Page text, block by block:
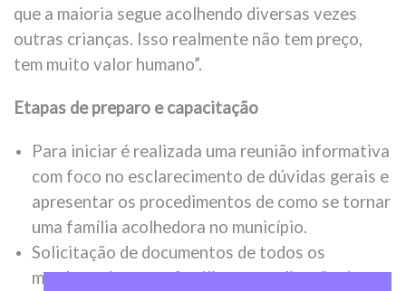
que a maioria segue acolhendo diversas vezes
outras crianças. Isso realmente não tem preço,
tem muito valor humano”.
Etapas de preparo e capacitação
Para iniciar é realizada uma reunião informativa
com foco no esclarecimento de dúvidas gerais e
apresentar os procedimentos de como se tornar
uma família acolhedora no município.
Solicitação de documentos de todos os
membros do grupo familiar e a realização da